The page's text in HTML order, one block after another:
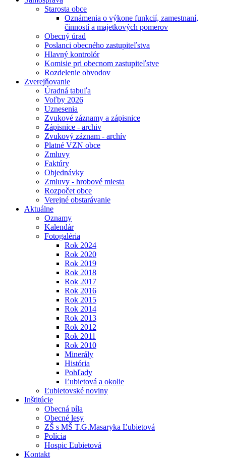
Starosta obce
Oznámenia o výkone funkcií, zamestnaní,
činností a majetkových pomerov
Obecný úrad
Poslanci obecného zastupiteľstva
Hlavný kontrolór
Komisie pri obecnom zastupiteľstve
Rozdelenie obvodov
Zverejňovanie
Úradná tabuľa
Voľby 2026
Uznesenia
Zvukové záznamy a zápisnice
Zápisnice - archiv
Zvukový záznam - archív
Platné VZN obce
Zmluvy
Faktúry
Objednávky
Zmluvy - hrobové miesta
Rozpočet obce
Verejné obstarávanie
Aktuálne
Oznamy
Kalendár
Fotogaléria
Rok 2024
Rok 2020
Rok 2019
Rok 2018
Rok 2017
Rok 2016
Rok 2015
Rok 2014
Rok 2013
Rok 2012
Rok 2011
Rok 2010
Minerály
História
Pohľady
Ľubietová a okolie
Ľubietovské noviny
Inštitúcie
Obecná píla
Obecné lesy
ZŠ s MŠ T.G.Masaryka Ľubietová
Polícia
Hospic Ľubietová
Kontakt